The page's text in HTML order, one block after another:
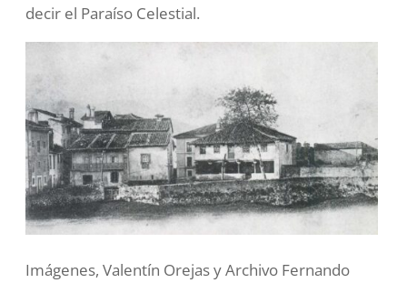
decir el Paraíso Celestial.
Imágenes, Valentín Orejas y Archivo Fernando